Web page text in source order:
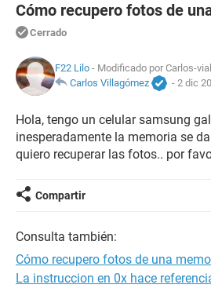
Cómo recupero fotos de
Cerrado
F22 Lilo - Modificado por Carlos-
Carlos Villagómez
- 2 dic
Hola, tengo un celular samsung
inesperadamente la memoria se
quiero recuperar las fotos.. por
Compartir
Consulta también:
Cómo recupero fotos de una
La instruccion en 0x hace